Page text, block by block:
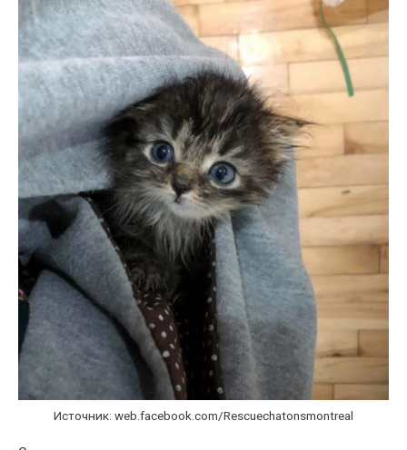
Источник: web.facebook.com/Rescuechatonsmontreal